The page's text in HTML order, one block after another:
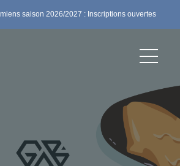
saison 2026/2027 : Inscriptions ouvertes